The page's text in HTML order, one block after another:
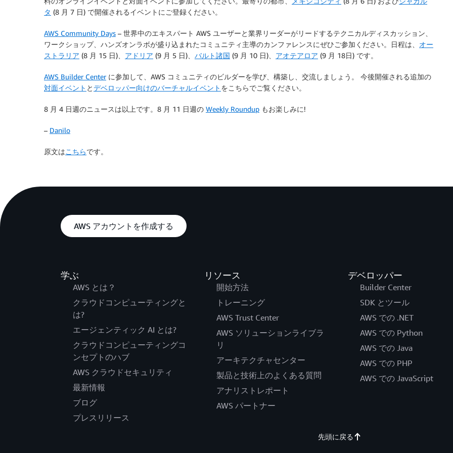
タ (8 月 7 日) で開催されるイベントにご登録ください。
AWS Community Days – 世界中のエキスパート AWS ユーザーと業界リーダーがリードするテクニカルディスカッション、
ワークショップ、ハンズオンラボが盛り込まれたコミュニティ主導のカンファレンスにぜひご参加ください。日程は、 オー
ストラリア (8 月 15 日)、 アドリア (9 月 5 日)、 バルト諸国 (9 月 10 日)、 アオテアロア (9 月 18日) です。
AWS Builder Centerに参加して、AWS コミュニティのビルダーを学び、構築し、交流しましょう。 今後開催される追加の
対面イベント とデベロッパー向けのバーチャルイベント をこちらでご覧ください。
8 月 4 日週のニュースは以上です。8 月 11 日週の Weekly Roundup もお楽しみに!
– Danilo
原文はこちらです。
AWS アカウントを作成する
学ぶ
AWS とは？
クラウドコンピューティングと
は?
エージェンティック AI とは?
クラウドコンピューティングコ
ンセプトのハブ
AWS クラウドセキュリティ
最新情報
ブログ
プレスリリース
リソース
開始方法
トレーニング
AWS Trust Center
AWS ソリューションライブラ
リ
アーキテクチャセンター
製品と技術上のよくある質問
アナリストレポート
AWS パートナー
デベロッパー
Builder Center
SDK とツール
AWS での .NET
AWS での Python
AWS での Java
AWS での PHP
AWS での JavaScript
先頭に戻る